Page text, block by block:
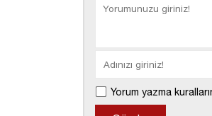
Yorum yazma